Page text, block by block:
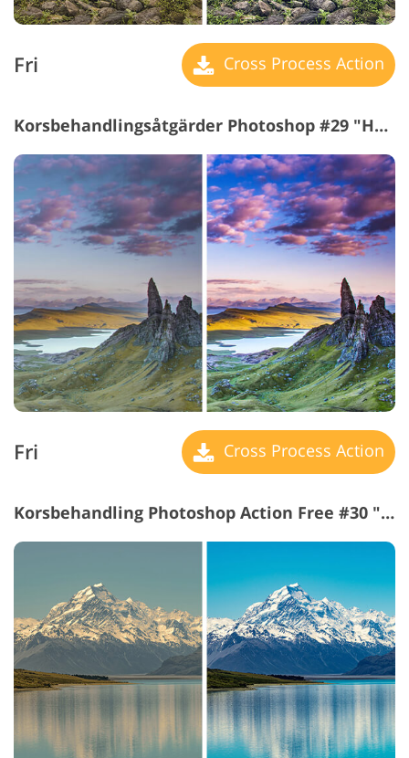
Fri Cross Process Action
Korsbehandlingsåtgärder Photoshop #29 "HDR"
Fri Cross Process Action
Korsbehandling Photoshop Action Free #30 "Sea"